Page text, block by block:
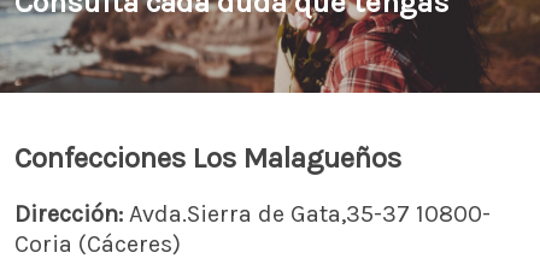
Confecciones Los Malagueños
Dirección: Avda.Sierra de Gata,35-37 10800-
Coria (Cáceres)